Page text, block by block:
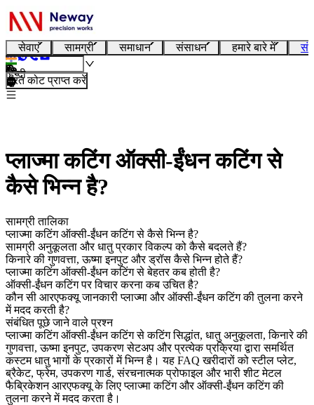
सेवाएं सामग्री समाधान संसाधन हमारे बारे में
हिन्दी
तुरंत कोट प्राप्त करें
प्लाज्मा कटिंग ऑक्सी-ईंधन कटिंग से
कैसे भिन्न है?
सामग्री तालिका
प्लाज्मा कटिंग ऑक्सी-ईंधन कटिंग से कैसे भिन्न है?
सामग्री अनुकूलता और धातु प्रकार विकल्प को कैसे बदलते हैं?
किनारे की गुणवत्ता, ऊष्मा इनपुट और ड्रॉस कैसे भिन्न होते हैं?
प्लाज्मा कटिंग ऑक्सी-ईंधन कटिंग से बेहतर कब होती है?
ऑक्सी-ईंधन कटिंग पर विचार करना कब उचित है?
कौन सी आरएफक्यू जानकारी प्लाज्मा और ऑक्सी-ईंधन कटिंग की तुलना करने
में मदद करती है?
संबंधित पूछे जाने वाले प्रश्न
प्लाज्मा कटिंग ऑक्सी-ईंधन कटिंग से कटिंग सिद्धांत, धातु अनुकूलता, किनारे की
गुणवत्ता, ऊष्मा इनपुट, उपकरण सेटअप और प्रत्येक प्रक्रिया द्वारा समर्थित
कस्टम धातु भागों के प्रकारों में भिन्न है। यह FAQ खरीदारों को स्टील प्लेट,
ब्रैकेट, फ्रेम, उपकरण गार्ड, संरचनात्मक प्रोफाइल और भारी शीट मेटल
फैब्रिकेशन आरएफक्यू के लिए प्लाज्मा कटिंग और ऑक्सी-ईंधन कटिंग की
तुलना करने में मदद करता है।